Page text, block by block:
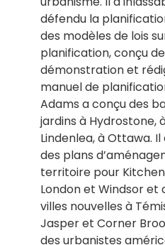
défendu la
des modèles de lois
planification, conçu
démonstration et
manuel de
Adams a conçu des
jardins à Hydrostone,
Lindenlea, à Ottawa.
des plans
territoire pour
London et Windsor et
villes nouvelles à
Jasper et Corner
des urbanistes